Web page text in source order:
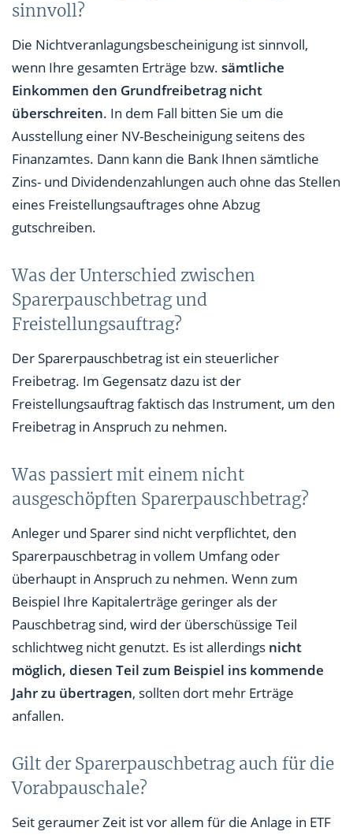
sinnvoll?
Die Nichtveranlagungsbescheinigung ist sinnvoll,
wenn Ihre gesamten Erträge bzw. sämtliche
Einkommen den Grundfreibetrag nicht
überschreiten. In dem Fall bitten Sie um die
Ausstellung einer NV-Bescheinigung seitens des
Finanzamtes. Dann kann die Bank Ihnen sämtliche
Zins- und Dividendenzahlungen auch ohne das Stellen
eines Freistellungsauftrages ohne Abzug
gutschreiben.
Was der Unterschied zwischen
Sparerpauschbetrag und
Freistellungsauftrag?
Der Sparerpauschbetrag ist ein steuerlicher
Freibetrag. Im Gegensatz dazu ist der
Freistellungsauftrag faktisch das Instrument, um den
Freibetrag in Anspruch zu nehmen.
Was passiert mit einem nicht
ausgeschöpften Sparerpauschbetrag?
Anleger und Sparer sind nicht verpflichtet, den
Sparerpauschbetrag in vollem Umfang oder
überhaupt in Anspruch zu nehmen. Wenn zum
Beispiel Ihre Kapitalerträge geringer als der
Pauschbetrag sind, wird der überschüssige Teil
schlichtweg nicht genutzt. Es ist allerdings nicht
möglich, diesen Teil zum Beispiel ins kommende
Jahr zu übertragen, sollten dort mehr Erträge
anfallen.
Gilt der Sparerpauschbetrag auch für die
Vorabpauschale?
Seit geraumer Zeit ist vor allem für die Anlage in ETF